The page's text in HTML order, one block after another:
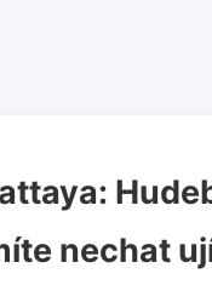
nechat